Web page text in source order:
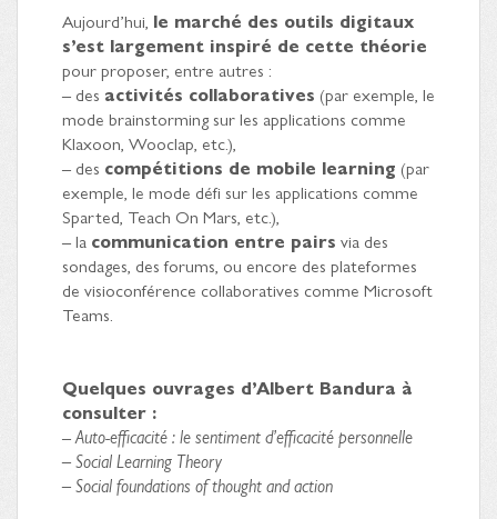
Aujourd’hui, le marché des outils digitaux
s’est largement inspiré de cette théorie
pour proposer, entre autres :
– des activités collaboratives (par exemple, le
mode brainstorming sur les applications comme
Klaxoon, Wooclap, etc.),
– des compétitions de mobile learning (par
exemple, le mode défi sur les applications comme
Sparted, Teach On Mars, etc.),
– la communication entre pairs via des
sondages, des forums, ou encore des plateformes
de visioconférence collaboratives comme Microsoft
Teams.
Quelques ouvrages d’Albert Bandura à
consulter :
–Auto-efficacité : le sentiment d’efficacité personnelle
– Social Learning Theory
– Social foundations of thought and action